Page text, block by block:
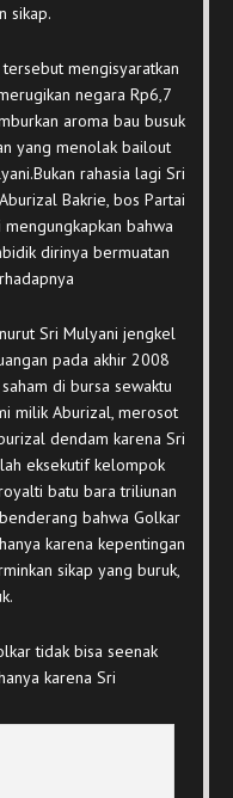
sikap.
mengisyaratkan
negara Rp6,7
aroma bau busuk
yang menolak bailout
rahasia lagi Sri
Bakrie, bos Partai
bahwa
dirinya bermuatan
Sri Mulyani jengkel
pada akhir 2008
di bursa sewaktu
milik Aburizal, merosot
dendam karena Sri
eksekutif kelompok
batu bara triliunan
bahwa Golkar
karena kepentingan
sikap yang buruk,
tidak bisa seenak
karena Sri